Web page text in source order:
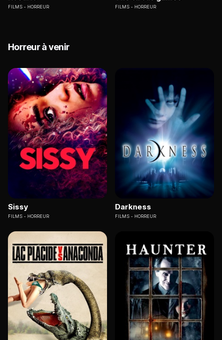
FILMS HORREUR FILMS HORREUR
Horreur à venir
Sissy
FILMS HORREUR
Darkness
FILMS HORREUR